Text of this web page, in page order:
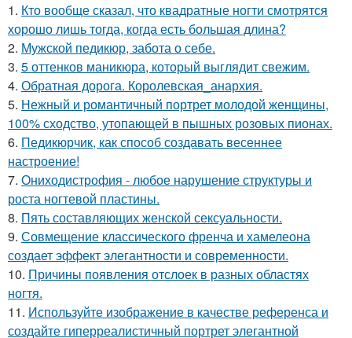
1. Кто вообще сказал, что квадратные ногти смотрятся
хорошо лишь тогда, когда есть большая длина?
2. Мужской педикюр, забота о себе.
3. 5 оттенков маникюра, который выглядит свежим.
4. Обратная дорога. Королевская_анархия.
5. Нежный и романтичный портрет молодой женщины,
100% сходство, утопающей в пышных розовых пионах.
6. Педикюрчик, как способ создавать весеннее
настроение!
7. Ониходистрофия - любое нарушение структуры и
роста ногтевой пластины.
8. Пять составляющих женской сексуальности.
9. Совмещение классического френча и хамелеона
создает эффект элегантности и современности.
10. Причины появления отслоек в разных областях
ногтя.
11. Используйте изображение в качестве референса и
создайте гиперреалистичный портрет элегантной